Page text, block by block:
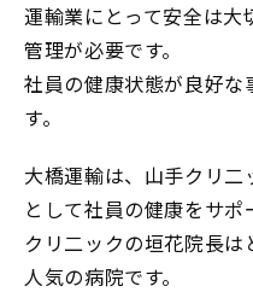
運輸業にとって安全は
管理が必要です。
社員の健康状態が良好
す。
大橋運輸は、山手クリ
として社員の健康をサ
クリ二ックの垣花院長
人気の病院です。